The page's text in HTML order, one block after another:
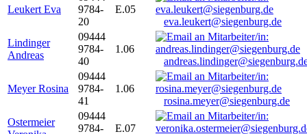
Leukert Eva
9784-
20
E.05
eva.leukert@siegenburg.de
Lindinger
Andreas
09444
9784-
40
1.06
Meyer Rosina
09444
9784-
41
1.06
rosina.meyer@siegenburg.de
Ostermeier
09444
9784-
E.07